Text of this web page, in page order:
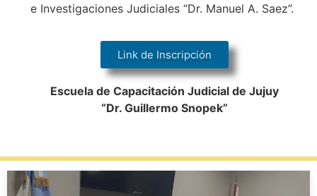
e Investigaciones Judiciales “Dr. Manuel A. Saez”.
Link de Inscripción
Escuela de Capacitación Judicial de Jujuy
“Dr. Guillermo Snopek”